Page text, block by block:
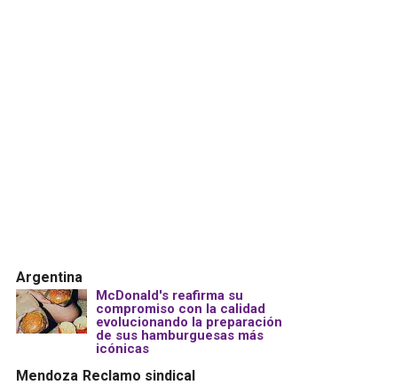
Argentina
McDonald's reafirma su
compromiso con la calidad
evolucionando la preparación
de sus hamburguesas más
icónicas
Mendoza Reclamo sindical